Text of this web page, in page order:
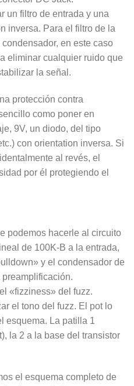
un filtro de entrada y una
inversa. Para el filtro de la
en este caso
eliminar cualquier ruido que
la señal.
protección contra
como poner en
9V, un diodo, del tipo
con orientation inversa. Si
al revés, el
por él protegiendo el
podemos hacerle al circuito
de 100K-B a la entrada,
y el condensador de
«fizziness» del fuzz.
el tono del fuzz. El pot lo
esquema. La patilla 1
la 2 a la base del transistor
el esquema completo de